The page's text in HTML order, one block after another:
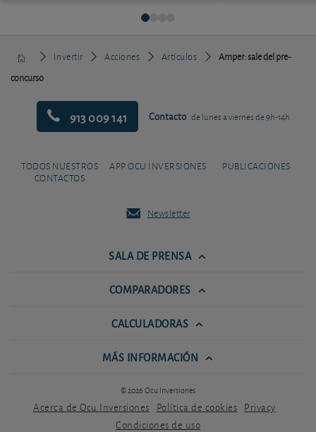
Invertir Acciones Artículos
Amper: sale del pre-
concurso
913 009 141 Contacto de lunes a viernes de 9h-14h
TODOS NUESTROS
CONTACTOS
APP OCU INVERSIONES PUBLICACIONES
Newsletter
SALA DE PRENSA
COMPARADORES
CALCULADORAS
MÁS INFORMACIÓN
© 2026 Ocu Inversiones
Acerca de Ocu Inversiones Política de cookies Privacy
Condiciones de uso